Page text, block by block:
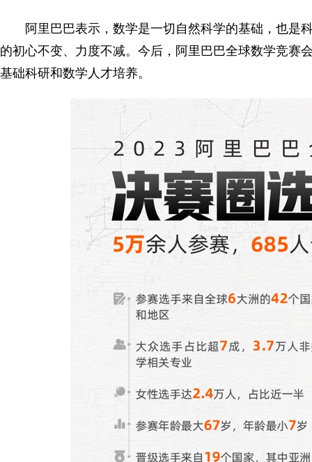
阿里巴巴表示，数学是一切自然科学的基础，也是
的初心不变、力度不减。今后，阿里巴巴全球数学竞赛
基础科研和数学人才培养。